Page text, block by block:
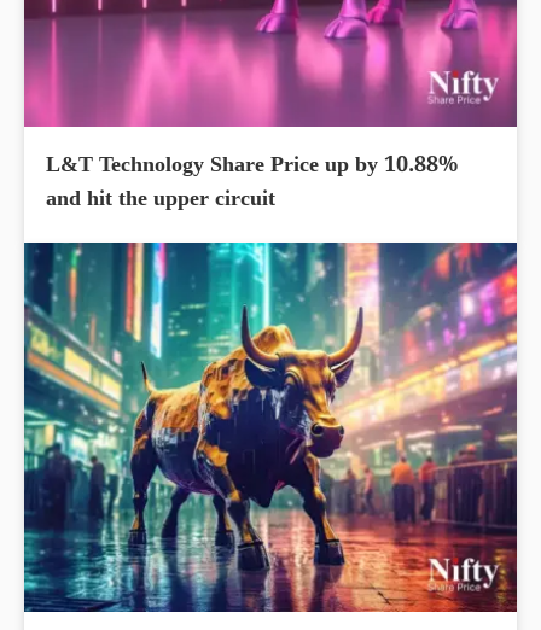
L&T Technology Share Price up by 10.88%
and hit the upper circuit